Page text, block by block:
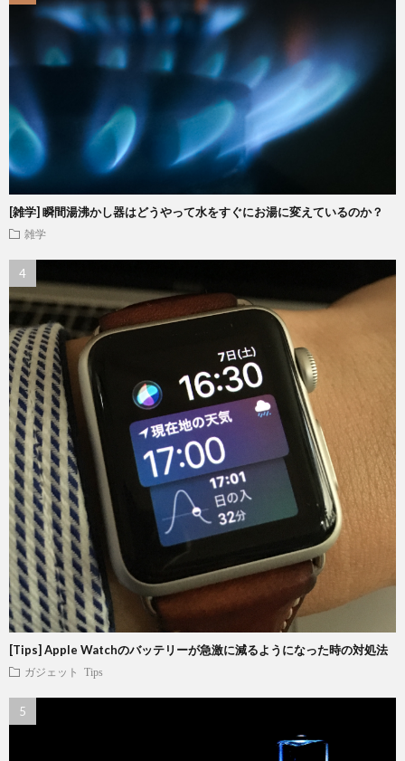
[雑学] 瞬間湯沸かし器はどうやって水をすぐにお湯に変えているのか？
雑学
[Tips] Apple Watchのバッテリーが急激に減るようになった時の対処法
ガジェット Tips